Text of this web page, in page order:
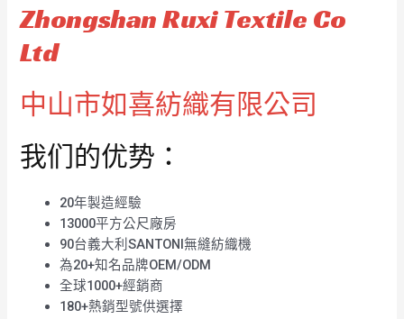
Zhongshan Ruxi Textile Co
Ltd
中山市如喜紡織有限公司
我们的优势：
20年製造經驗
13000平方公尺廠房
90台義大利SANTONI無縫紡織機
為20+知名品牌OEM/ODM
全球1000+經銷商
180+熱銷型號供選擇